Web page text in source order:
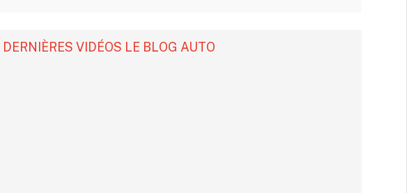
DERNIÈRES VIDÉOS LE BLOG AUTO